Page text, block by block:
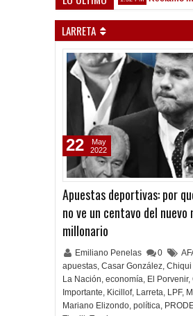
LARRETA
Apuestas deportivas: por
no ve un centavo del nuevo
millonario
Emiliano Penelas 0
apuestas, Casar González, Chiqui
La Nación, economía, El Porvenir,
Importante, Kicillof, Larreta, LPF,
Mariano Elizondo, política,
22
May
2022